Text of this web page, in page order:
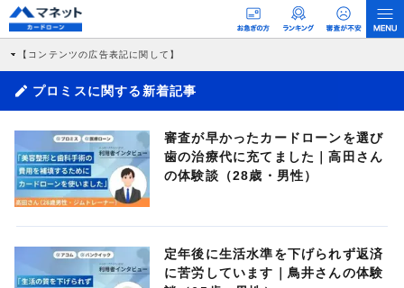
【コンテンツの広告表記に関して】
す。 これらの広告を経由して読者が企業ホームページを訪れ、成約が発生すると弊
社に対して企業から紹介報酬が支払われるという収益モデルです。 ただし、特定の
商品を根拠なくPRするものではなく、当編集部の調査／ユーザーへの口コミ収集な
>提携企業一覧
プロミスに関する新着記事
審査が早かったカードローンを選び
歯の治療代に充てました｜高田さん
の体験談（28歳・男性）
定年後に生活水準を下げられず返済
に苦労しています｜鳥井さんの体験